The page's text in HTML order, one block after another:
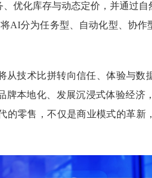
优化库存与动态定价，并通过
AI分为任务型、自动化型、协作
从技术比拼转向信任、体验与数
牌本地化、发展沉浸式体验经济
的零售，不仅是商业模式的革新